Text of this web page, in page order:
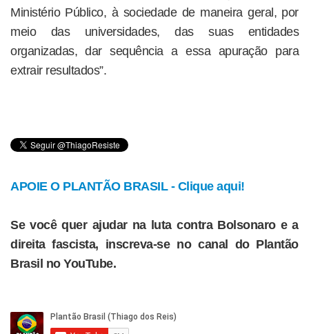
Ministério Público, à sociedade de maneira geral, por
meio das universidades, das suas entidades
organizadas, dar sequência a essa apuração para
extrair resultados”.
APOIE O PLANTÃO BRASIL - Clique aqui!
Se você quer ajudar na luta contra Bolsonaro e a
direita fascista, inscreva-se no canal do Plantão
Brasil no YouTube.